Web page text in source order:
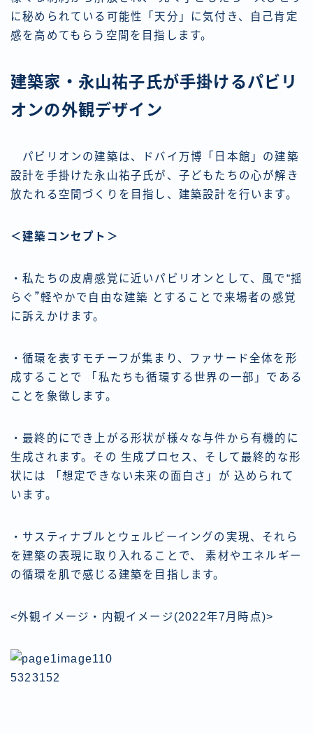
に秘められている可能性「天分」に気付き、自己肯定
感を高めてもらう空間を目指します。
建築家・永山祐子氏が手掛けるパビリ
オンの外観デザイン
パビリオンの建築は、ドバイ万博「日本館」の建築
設計を手掛けた永山祐子氏が、子どもたちの心が解き
放たれる空間づくりを目指し、建築設計を行います。
＜建築コンセプト＞
・私たちの皮膚感覚に近いパビリオンとして、風で“揺
らぐ”゙軽やかで自由な建築 とすることで来場者の感覚
に訴えかけます。
・循環を表すモチーフが集まり、ファサード全体を形
成することで 「私たちも循環する世界の一部」である
ことを象徴します。
・最終的にでき上がる形状が様々な与件から有機的に
生成されます。その 生成プロセス、そして最終的な形
状には 「想定できない未来の面白さ」が 込められて
います。
・サスティナブルとウェルビーイングの実現、それら
を建築の表現に取り入れることで、 素材やエネルギー
の循環を肌で感じる建築を目指します。
<外観イメージ・内観イメージ(2022年7月時点)>